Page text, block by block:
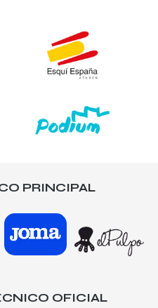
PRINCIPAL
OFICIAL